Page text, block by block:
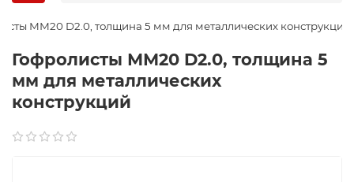
ММ20 D2.0, толщина 5 мм для металлических конструкций
Гофролисты ММ20 D2.0, толщина 5
мм для металлических
конструкций